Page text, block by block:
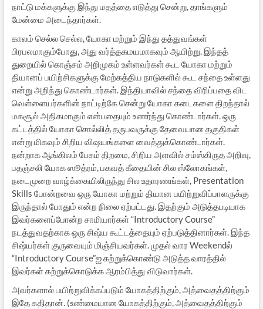
நாட்டு மக்களுக்கு இந்து மதத்தை எடுத்து சென்று, தாங்களும்
மேன்மை அடைந்தார்கள்.
காலம் செல்ல செல்ல, யோகா மற்றும் இந்து தத்துவங்கள்
பிரபலமாகும்போது, அது வர்த்தகமயமாகவும் ஆயிற்று. இந்தத்
துறையில் கொஞ்சம் அறிமுகம் உள்ளவர்கள் கூட யோகா மற்றும்
தியானப் பயிற்சிகளுக்கு மேற்கத்திய நாடுகளில் கூட சந்தை உள்ளது
என்று அறிந்து கொண்டார்கள். இந்தியாவில் சந்தை விரிப்பதை விட
வெள்ளையர்களின் நாட்டிற்கே சென்று யோகா கடைகளை திறந்தால்
மகசூல் அதிகமாகும் என்பதையும் உணர்ந்து கொண்டார்கள். ஒரு
கட்டத்தில் யோகா சொல்லித் தருபவருக்கு தேவையான தகுதிகள்
என்று மிகவும் சிறிய விஷயங்களை வைத்துக்கொண்டார்கள்.
நன்றாக ஆங்கிலம் பேசும் திறமை, சிறிய அளவில் சம்ஸ்கிருத அறிவு,
பதஞ்சலி யோக ஸூத்ரம், பகவத் கீதையின் சில ஸ்லோகங்கள்,
நடைமுறை வாழ்க்கையிலிருந்து சில உதாரணங்கள், Presentation
Skills போன்றவை ஒரு யோகா மற்றும் தியான பயிற்றுவிப்பாளருக்கு
இருந்தால் போதும் என்ற நிலை ஏற்பட்டது. இதற்கும் அடுத்தபடியாக
இவர்களைப்போன்ற சாமியார்கள் “Introductory Course”
நடத்துவதற்காக ஒரு சிஷ்ய கூட்டத்தையும் ஏற்படுத்தினார்கள். இந்த
சிஷ்யர்கள் குருவையும் மிஞ்சியவர்கள். முதல் வார Weekendல்
“Introductory Course”ஐ கற்றுக்கொண்டு அடுத்த வாரத்தில்
இவர்கள் கற்றுக்கொடுக்க ஆரம்பித்து விடுவார்கள்.
அவர்களால் பயிற்றுவிக்கப்படும் யோகத்திற்கும், அத்வைதத்திற்கும்
இதே கதிதான். (உண்மையான யோகத்திற்கும், அத்வைதத்திற்கும்